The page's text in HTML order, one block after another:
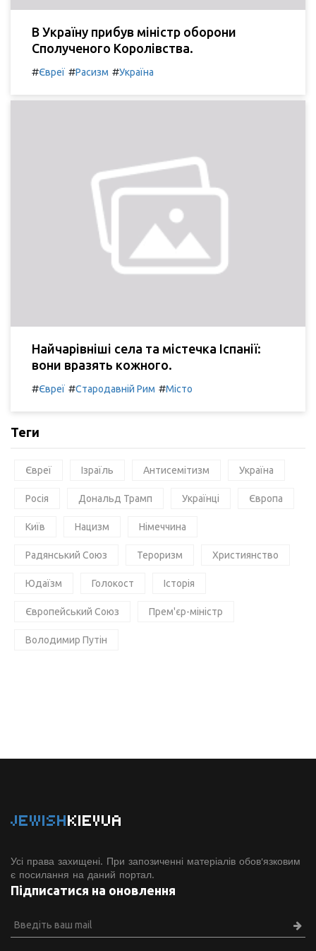
В Україну прибув міністр оборони
Сполученого Королівства.
#Євреї #Расизм #Україна
Найчарівніші села та містечка Іспанії:
вони вразять кожного.
#Євреї #Стародавній Рим #Місто
Теги
Євреї Ізраїль Антисемітизм Україна
Росія Дональд Трамп Українці Європа
Київ Нацизм Німеччина
Радянський Союз Тероризм Християнство
Юдаїзм Голокост Історія
Європейський Союз Прем'єр-міністр
Володимир Путін
JEWISHKIEVUA
Усі права захищені. При запозиченні матеріалів обов'язковим
є посилання на даний портал.
Підписатися на оновлення